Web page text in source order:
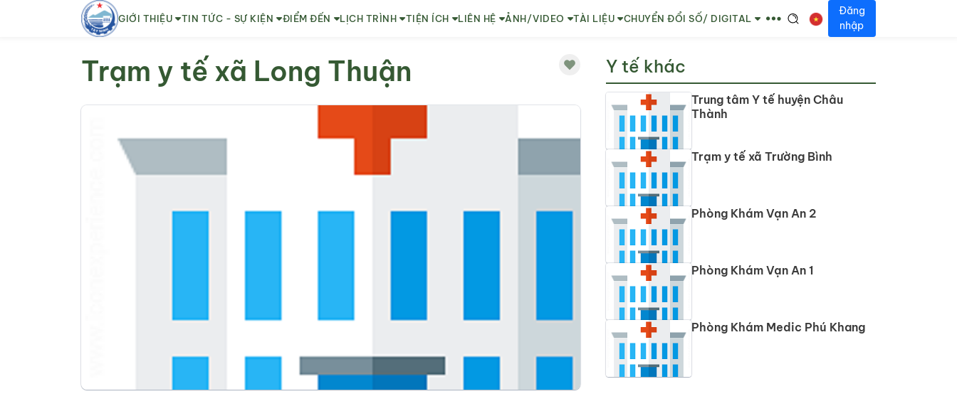
GIỚI THIỆU TIN TỨC - SỰ KIỆN ĐIỂM ĐẾN LỊCH TRÌNH TIỆN ÍCH LIÊN HỆ ẢNH/VIDEO TÀI LIỆU CHUYỂN ĐỔI SỐ/ DIGITAL
Đăng
nhập
Trạm y tế xã Long Thuận Y tế khác
Trung tâm Y tế huyện Châu
Thành
Trạm y tế xã Trường Bình
Phòng Khám Vạn An 2
Phòng Khám Vạn An 1
Phòng Khám Medic Phú Khang